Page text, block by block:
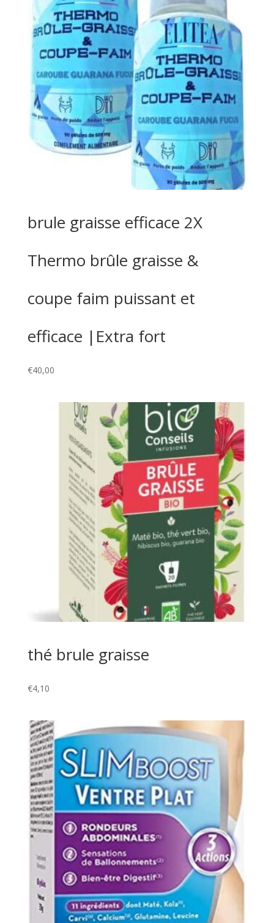
brule graisse efficace 2X
Thermo brûle graisse &
coupe faim puissant et
efficace |Extra fort
€40,00
thé brule graisse
€4,10